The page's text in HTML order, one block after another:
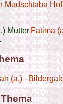
Mudschtaba
MutterFatima
(a.) -